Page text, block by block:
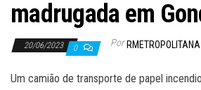
madrugada em
20/06/2023 0 Por RMETROPOLITANA
Um camião de transporte de papel